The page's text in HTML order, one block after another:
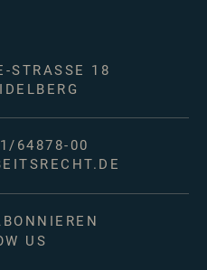
STRASSE 18
64878-00
US